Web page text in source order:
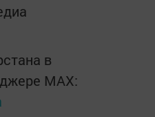
в
MАХ: